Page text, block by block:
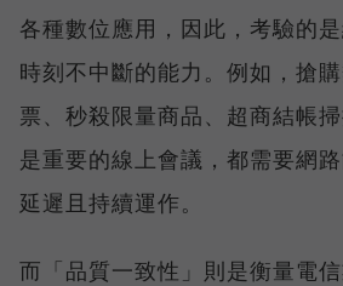
各種數位應用，因此，考驗的
時刻不中斷的能力。例如，搶
票、秒殺限量商品、超商結帳
是重要的線上會議，都需要網
延遲且持續運作。
而「品質一致性」則是衡量電